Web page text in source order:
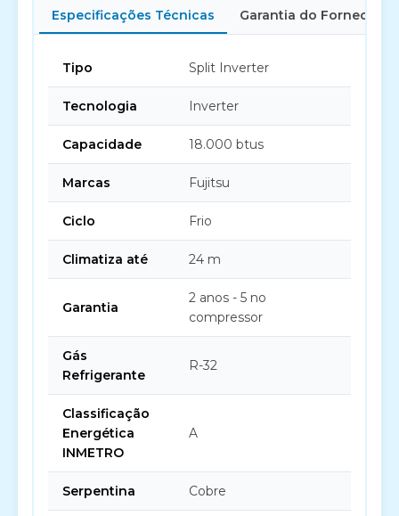
Especificações Técnicas Garantia do Fornecedor
Tipo Split Inverter
Tecnologia Inverter
Capacidade 18.000 btus
Marcas Fujitsu
Ciclo Frio
Climatiza até 24 m
Garantia
2 anos - 5 no
compressor
Gás
Refrigerante
R-32
Classificação
Energética
INMETRO
A
Serpentina Cobre